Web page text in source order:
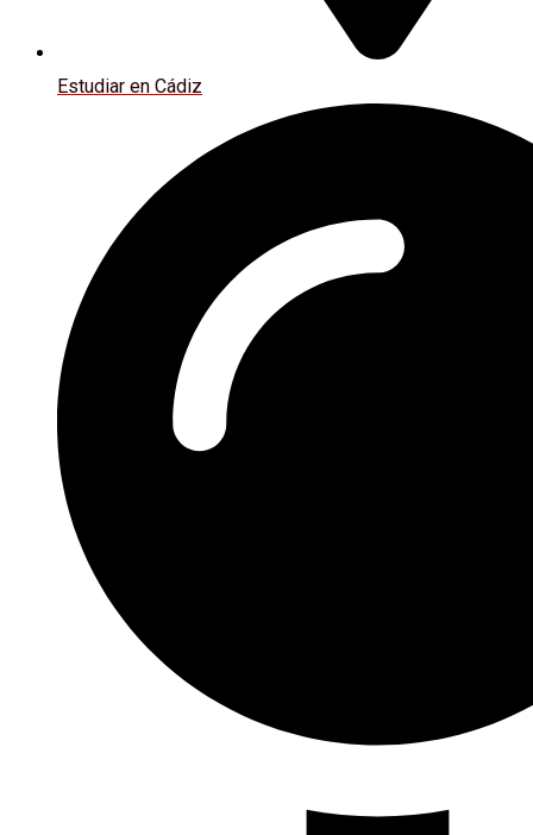
Estudiar en Cádiz